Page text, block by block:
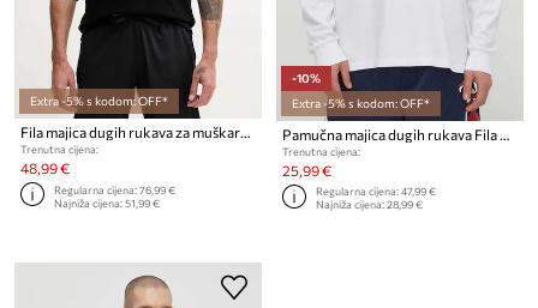
Extra -5% s kodom: OFF*
Fila majica dugih rukava za muškarce BIELLA
Trenutna cijena:
48,99 €
Regularna cijena:76,99 €
Najniža cijena:51,99 €
-10%
Extra -5% s kodom: OFF*
Trenutna cijena:
25,99 €
Regularna cijena:47,99 €
Najniža cijena:28,99 €